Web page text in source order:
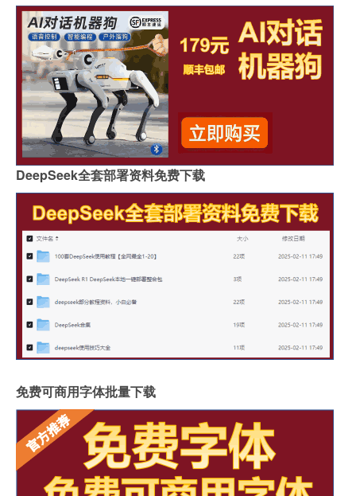
DeepSeek全套部署资料免费下载
免费可商用字体批量下载